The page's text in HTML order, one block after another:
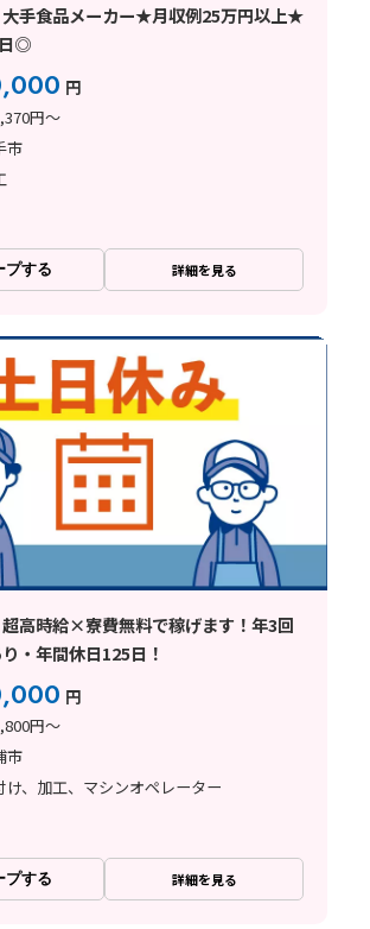
大手食品メーカー★月収例25万円以上★
◎
円
円～
市
プする 詳細を見る
超高時給×寮費無料で稼げます！年3回
・年間休日125日！
円
円～
市
け、加工、マシンオペレーター
プする 詳細を見る